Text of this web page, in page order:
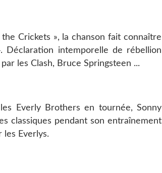
Crickets », la chanson fait connaître
Déclaration intemporelle de rébellion
les Clash, Bruce Springsteen ...
Everly Brothers en tournée, Sonny
classiques pendant son entraînement
les Everlys.